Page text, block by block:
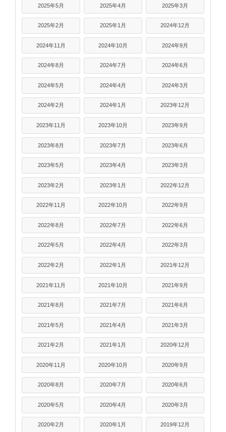
2025年5月 2025年4月 2025年3月
2025年2月 2025年1月 2024年12月
2024年11月 2024年10月 2024年9月
2024年8月 2024年7月 2024年6月
2024年5月 2024年4月 2024年3月
2024年2月 2024年1月 2023年12月
2023年11月 2023年10月 2023年9月
2023年8月 2023年7月 2023年6月
2023年5月 2023年4月 2023年3月
2023年2月 2023年1月 2022年12月
2022年11月 2022年10月 2022年9月
2022年8月 2022年7月 2022年6月
2022年5月 2022年4月 2022年3月
2022年2月 2022年1月 2021年12月
2021年11月 2021年10月 2021年9月
2021年8月 2021年7月 2021年6月
2021年5月 2021年4月 2021年3月
2021年2月 2021年1月 2020年12月
2020年11月 2020年10月 2020年9月
2020年8月 2020年7月 2020年6月
2020年5月 2020年4月 2020年3月
2020年2月 2020年1月 2019年12月